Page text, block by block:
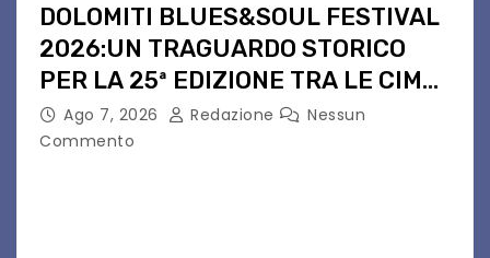
DOLOMITI BLUES&SOUL FESTIVAL
2026:UN TRAGUARDO STORICO
PER LA 25ª EDIZIONE TRA LE CIME
PATRIMONIO UNESCO
Ago 7, 2026 Redazione
Nessun
Commento